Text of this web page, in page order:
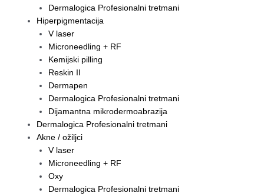
Dermalogica Profesionalni tretmani
Hiperpigmentacija
V laser
Microneedling + RF
Kemijski pilling
Reskin II
Dermapen
Dermalogica Profesionalni tretmani
Dijamantna mikrodermoabrazija
Dermalogica Profesionalni tretmani
Akne / ožiljci
V laser
Microneedling + RF
Oxy
Dermalogica Profesionalni tretmani